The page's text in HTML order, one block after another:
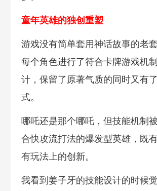
童年英雄的独创重塑
游戏没有简单套用神话故事的老
每个角色进行了符合卡牌游戏机
计，保留了原著气质的同时又有
式。
哪吒还是那个哪吒，但技能机制
合快攻流打法的爆发型英雄，既
有玩法上的创新。
我看到姜子牙的技能设计的时候